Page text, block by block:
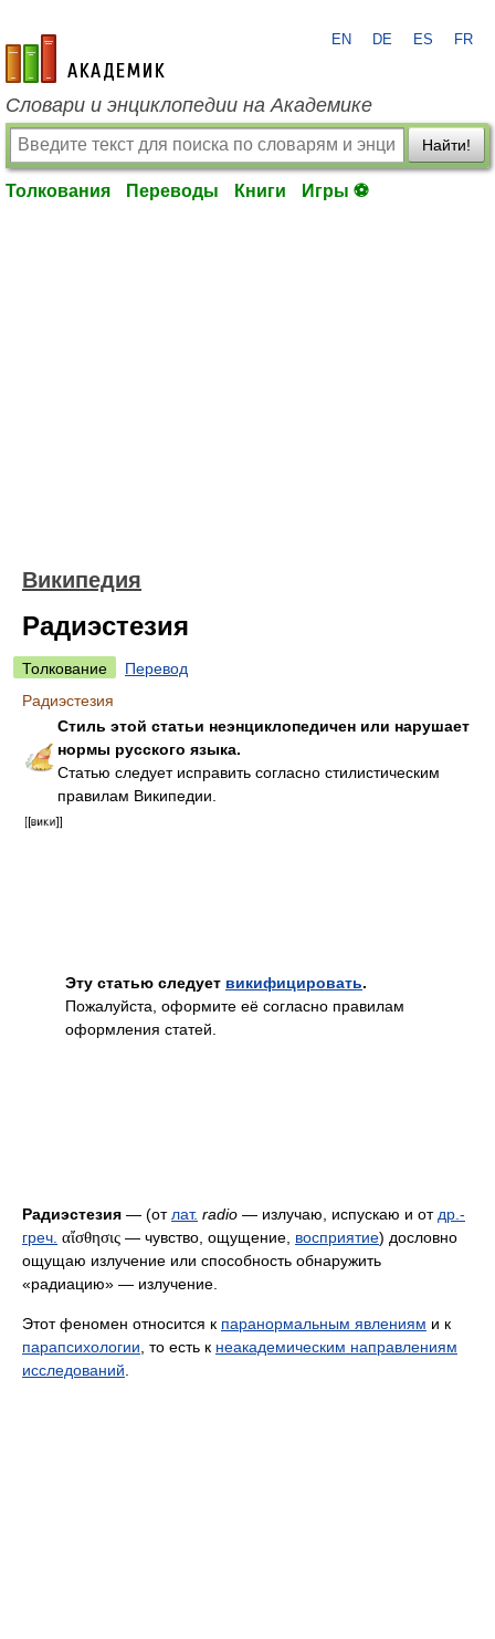
academic.ru
EN DE ES FR
Словари и энциклопедии на Академике
Найти!
Толкования Переводы Книги Игры ⚽
Википедия
Радиэстезия
Толкование
Перевод
Радиэстезия
Стиль этой статьи неэнциклопедичен или нарушает
нормы русского языка.
Статью следует исправить согласно стилистическим
правилам Википедии.
Эту статью следует викифицировать.
Пожалуйста, оформите её согласно правилам
оформления статей.
Радиэстезия — (от лат. radio — излучаю, испускаю и от др.-
греч. αἴσθησις — чувство, ощущение, восприятие) дословно
ощущаю излучение или способность обнаружить
«радиацию» — излучение.
Этот феномен относится к паранормальным явлениям и к
парапсихологии , то есть к неакадемическим направлениям
исследований